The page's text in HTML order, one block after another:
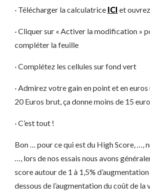
· Télécharger la calculatrice ICI et
· Cliquer sur « Activer la modification »
compléter la feuille
· Complétez les cellules sur fond vert
· Admirez votre gain en point et en
20 Euros brut, ça donne moins de 15
· C’est tout !
Bon … pour ce qui est du High Score, …,
…, lors de nos essais nous avons
score autour de 1 à 1,5%
dessous de l’augmentation du coût de la